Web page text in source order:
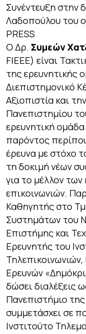
Συνέντευξη στην
Λαδοπούλου του
PRESS
Ο Δρ. Συμεών
FIEEE) είναι
της ερευνητικής
Διεπιστημονικό
Αξιοπιστία και
Πανεπιστημίου
ερευνητική
παρόντος
έρευνα με στόχο
τη δοκιμή νέων
για το μέλλον των
επικοινωνιών.
Καθηγητής στο
Συστημάτων του
Επιστήμης και
Ερευνητής του
Ερευνών
δώσει διαλέξεις
Πανεπιστήμιο της
συμμετάσχει σε
Ινστιτούτο